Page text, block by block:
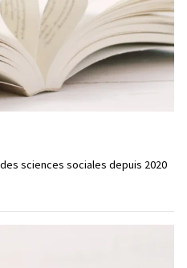
sciences sociales depuis 2020